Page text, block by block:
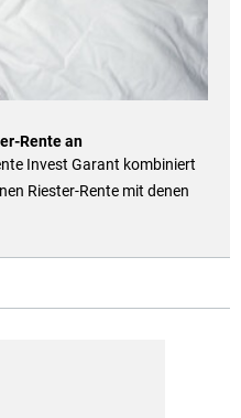
Rente an
Invest Garant kombiniert
Riester-Rente mit denen